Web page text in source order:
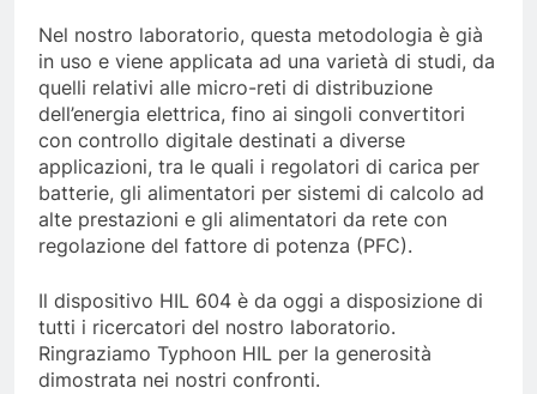
Nel nostro laboratorio, questa metodologia è già
in uso e viene applicata ad una varietà di studi, da
quelli relativi alle micro-reti di distribuzione
dell’energia elettrica, fino ai singoli convertitori
con controllo digitale destinati a diverse
applicazioni, tra le quali i regolatori di carica per
batterie, gli alimentatori per sistemi di calcolo ad
alte prestazioni e gli alimentatori da rete con
regolazione del fattore di potenza (PFC).
Il dispositivo HIL 604 è da oggi a disposizione di
tutti i ricercatori del nostro laboratorio.
Ringraziamo Typhoon HIL per la generosità
dimostrata nei nostri confronti.